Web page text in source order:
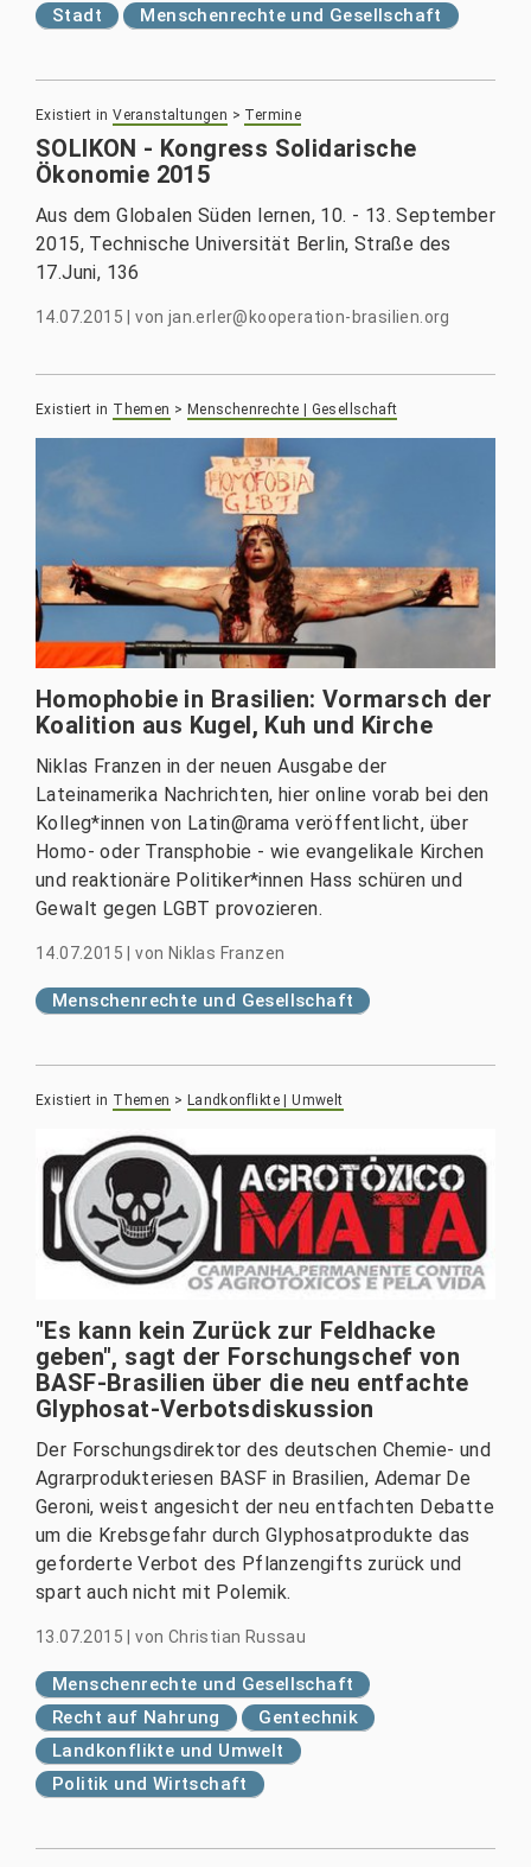
Stadt Menschenrechte und Gesellschaft
Existiert in Veranstaltungen > Termine
SOLIKON - Kongress Solidarische
Ökonomie 2015
Aus dem Globalen Süden lernen, 10. - 13. September
2015, Technische Universität Berlin, Straße des
17.Juni, 136
14.07.2015 |von jan.erler@kooperation-brasilien.org
Existiert in Themen > Menschenrechte | Gesellschaft
Homophobie in Brasilien: Vormarsch der
Koalition aus Kugel, Kuh und Kirche
Niklas Franzen in der neuen Ausgabe der
Lateinamerika Nachrichten, hier online vorab bei den
Kolleg*innen von Latin@rama veröffentlicht, über
Homo- oder Transphobie - wie evangelikale Kirchen
und reaktionäre Politiker*innen Hass schüren und
Gewalt gegen LGBT provozieren.
14.07.2015 |von Niklas Franzen
Menschenrechte und Gesellschaft
Existiert in Themen > Landkonflikte | Umwelt
"Es kann kein Zurück zur Feldhacke
geben", sagt der Forschungschef von
BASF-Brasilien über die neu entfachte
Glyphosat-Verbotsdiskussion
Der Forschungsdirektor des deutschen Chemie- und
Agrarprodukteriesen BASF in Brasilien, Ademar De
Geroni, weist angesicht der neu entfachten Debatte
um die Krebsgefahr durch Glyphosatprodukte das
geforderte Verbot des Pflanzengifts zurück und
spart auch nicht mit Polemik.
13.07.2015 |von Christian Russau
Menschenrechte und Gesellschaft
Recht auf Nahrung
Gentechnik
Landkonflikte und Umwelt
Politik und Wirtschaft